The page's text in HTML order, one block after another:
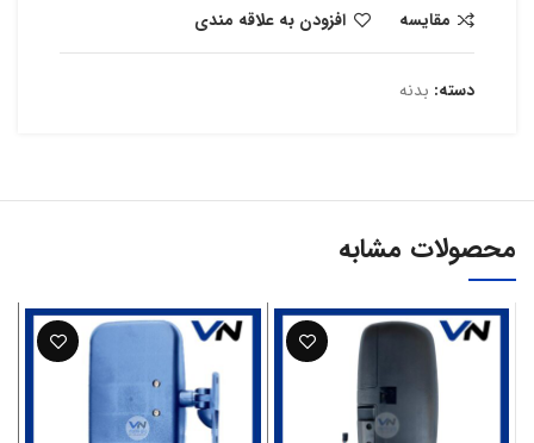
مقایسه افزودن به علاقه مندی
دسته: بدنه
محصولات مشابه